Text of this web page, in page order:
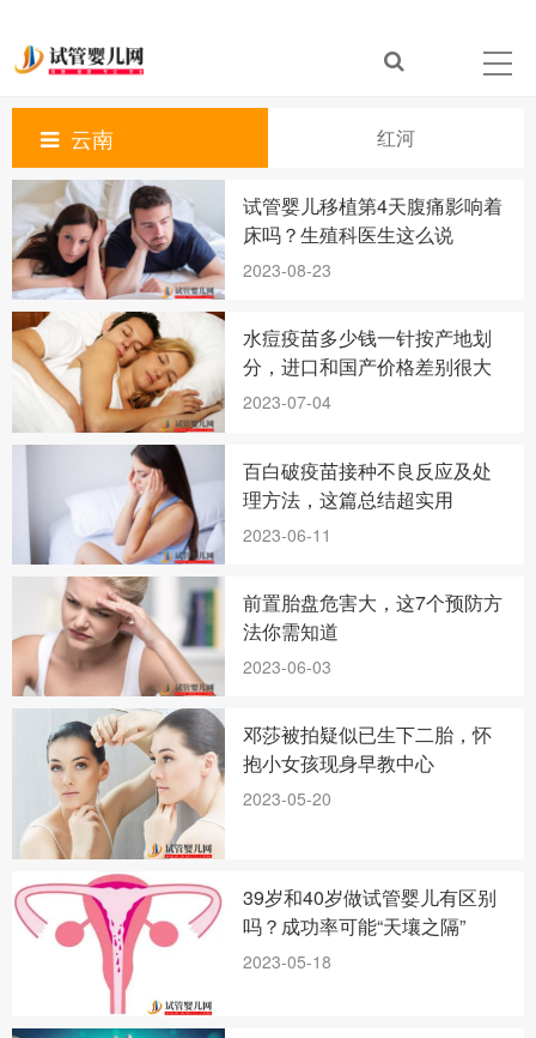
云南 红河
试管婴儿移植第4天腹痛影响着
床吗？生殖科医生这么说
2023-08-23
水痘疫苗多少钱一针按产地划
分，进口和国产价格差别很大
2023-07-04
百白破疫苗接种不良反应及处
理方法，这篇总结超实用
2023-06-11
前置胎盘危害大，这7个预防方
法你需知道
2023-06-03
邓莎被拍疑似已生下二胎，怀
抱小女孩现身早教中心
2023-05-20
39岁和40岁做试管婴儿有区别
吗？成功率可能“天壤之隔”
2023-05-18